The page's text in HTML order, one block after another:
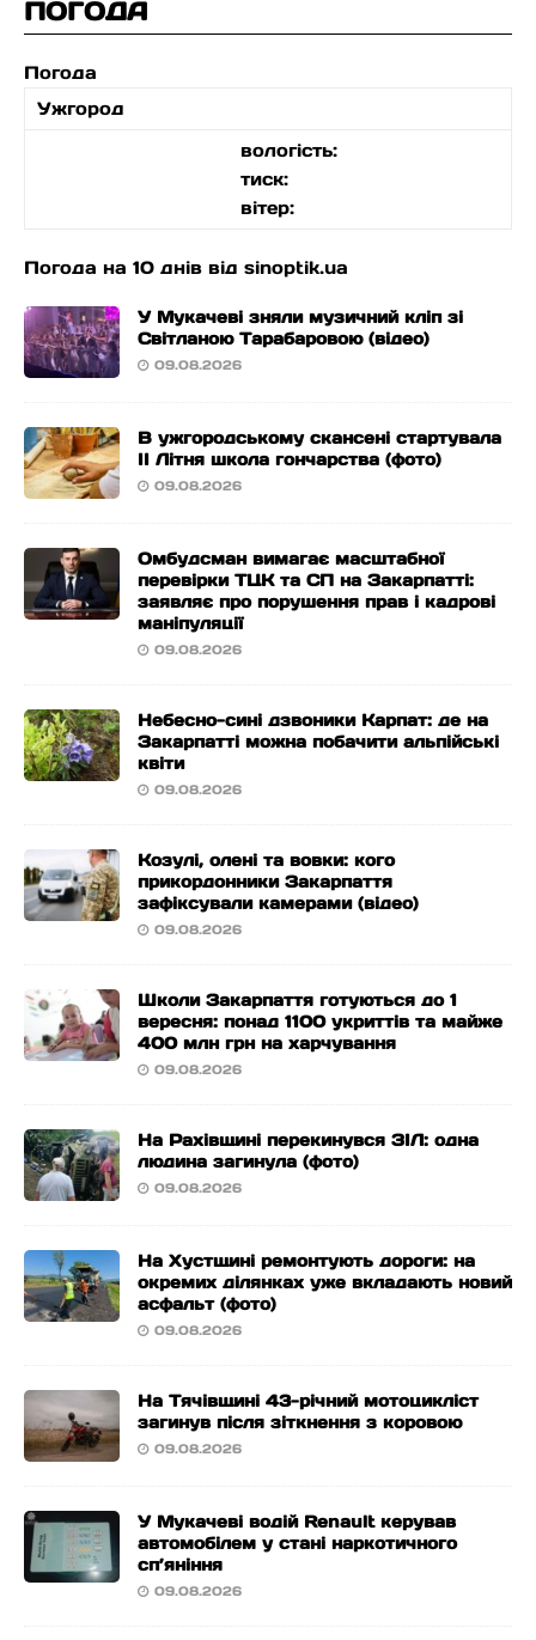
ПОГОДА
Погода
Ужгород
вологість:
тиск:
вітер:
Погода на 10 днів від sinoptik.ua
У Мукачеві зняли музичний кліп зі
Світланою Тарабаровою (відео)
09.08.2026
В ужгородському скансені стартувала
ІІ Літня школа гончарства (фото)
09.08.2026
Омбудсман вимагає масштабної
перевірки ТЦК та СП на Закарпатті:
заявляє про порушення прав і кадрові
маніпуляції
09.08.2026
Небесно-сині дзвоники Карпат: де на
Закарпатті можна побачити альпійські
квіти
09.08.2026
Козулі, олені та вовки: кого
прикордонники Закарпаття
зафіксували камерами (відео)
09.08.2026
Школи Закарпаття готуються до 1
вересня: понад 1100 укриттів та майже
400 млн грн на харчування
09.08.2026
На Рахівщині перекинувся ЗІЛ: одна
людина загинула (фото)
09.08.2026
На Хустщині ремонтують дороги: на
окремих ділянках уже вкладають новий
асфальт (фото)
09.08.2026
На Тячівщині 43-річний мотоцикліст
загинув після зіткнення з коровою
09.08.2026
У Мукачеві водій Renault керував
автомобілем у стані наркотичного
сп’яніння
09.08.2026